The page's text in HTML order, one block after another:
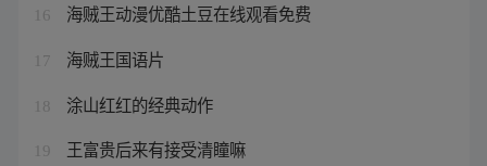
16 海贼王动漫优酷土豆在线观看免费
17 海贼王国语片
18 涂山红红的经典动作
19 王富贵后来有接受清瞳嘛